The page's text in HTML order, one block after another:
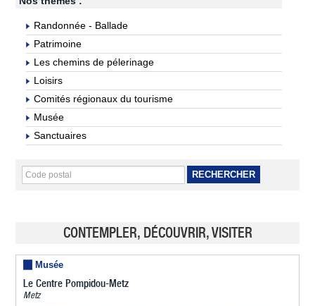
Randonnée - Ballade
Patrimoine
Les chemins de pélerinage
Loisirs
Comités régionaux du tourisme
Musée
Sanctuaires
RECHERCHER
CONTEMPLER, DÉCOUVRIR, VISITER
Musée
Le Centre Pompidou-Metz
Metz